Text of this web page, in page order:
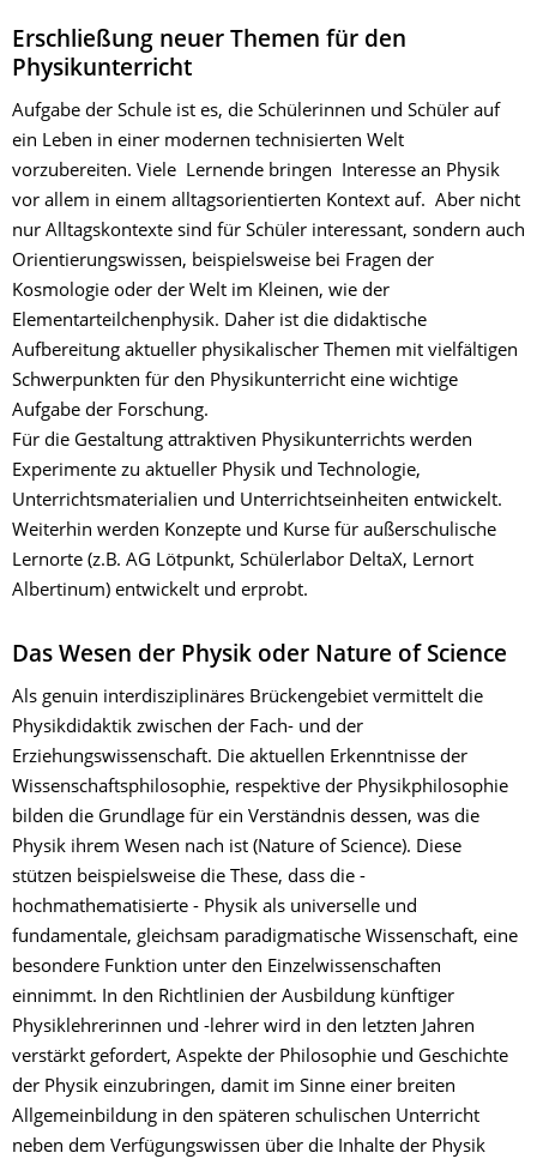
Erschließung neuer Themen für den
Physikunterricht
Aufgabe der Schule ist es, die Schülerinnen und Schüler auf
ein Leben in einer modernen techni­sierten Welt
vorzubereiten. Viele Lernende bringen Interesse an Physik
vor allem in einem alltags­orientierten Kontext auf. Aber nicht
nur Alltagskontexte sind für Schüler interessant, sondern auch
Orientierungswissen, beispielsweise bei Fragen der
Kosmologie oder der Welt im Kleinen, wie der
Elementarteilchenphysik. Daher ist die didaktische
Aufbereitung aktueller physikalischer Themen mit vielfältigen
Schwerpunkten für den Physikunterricht eine wichtige
Aufgabe der Forschung.
Für die Gestaltung attraktiven Physikunterrichts werden
Experimente zu aktueller Physik und Technologie,
Unterrichtsmaterialien und Unterrichtseinheiten entwickelt.
Weiterhin werden Konzepte und Kurse für außerschulische
Lernorte (z.B. AG Lötpunkt, Schülerlabor DeltaX, Lernort
Albertinum) entwickelt und erprobt.
Das Wesen der Physik oder Nature of Science
Als genuin interdisziplinäres Brückengebiet vermittelt die
Physikdidaktik zwischen der Fach- und der
Erziehungswissenschaft. Die aktuellen Erkenntnisse der
Wissenschaftsphilosophie, respektive der Physikphilosophie
bilden die Grundlage für ein Verständnis dessen, was die
Physik ihrem Wesen nach ist (Nature of Science). Diese
stützen beispielsweise die These, dass die -
hochmathematisierte - Physik als universelle und
fundamentale, gleichsam paradigmatische Wissenschaft, eine
besondere Funktion unter den Einzelwissenschaften
einnimmt. In den Richtlinien der Ausbildung künftiger
Physiklehrerinnen und -lehrer wird in den letzten Jahren
verstärkt gefordert, Aspekte der Philosophie und Geschichte
der Physik einzubringen, damit im Sinne einer breiten
Allgemeinbildung in den späteren schulischen Unterricht
neben dem Verfügungswissen über die Inhalte der Physik